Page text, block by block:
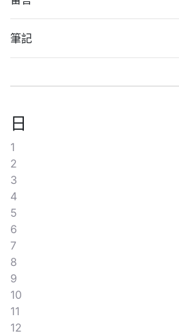
筆記
日
1
2
3
4
5
6
7
8
9
10
11
12